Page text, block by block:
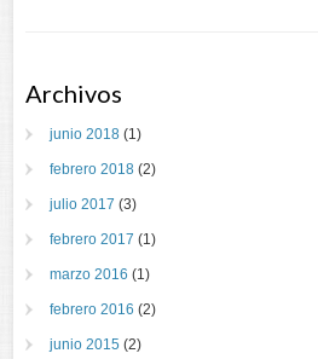
Archivos
junio 2018 (1)
febrero 2018 (2)
julio 2017 (3)
febrero 2017 (1)
marzo 2016 (1)
febrero 2016 (2)
junio 2015 (2)